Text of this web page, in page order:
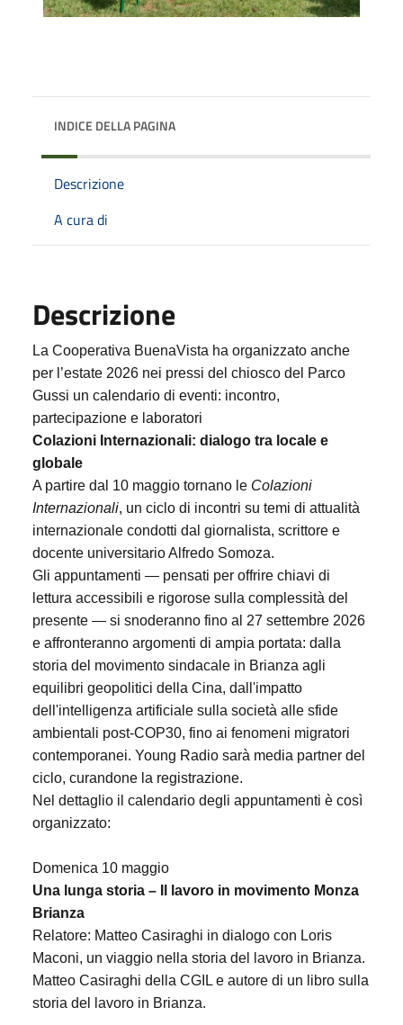
INDICE DELLA PAGINA
Descrizione
A cura di
Descrizione
La Cooperativa BuenaVista ha organizzato anche
per l’estate 2026 nei pressi del chiosco del Parco
Gussi un calendario di eventi: incontro,
partecipazione e laboratori
Colazioni Internazionali: dialogo tra locale e
globale
A partire dal 10 maggio tornano le Colazioni
Internazionali, un ciclo di incontri su temi di attualità
internazionale condotti dal giornalista, scrittore e
docente universitario Alfredo Somoza.
Gli appuntamenti — pensati per offrire chiavi di
lettura accessibili e rigorose sulla complessità del
presente — si snoderanno fino al 27 settembre 2026
e affronteranno argomenti di ampia portata: dalla
storia del movimento sindacale in Brianza agli
equilibri geopolitici della Cina, dall'impatto
dell'intelligenza artificiale sulla società alle sfide
ambientali post-COP30, fino ai fenomeni migratori
contemporanei. Young Radio sarà media partner del
ciclo, curandone la registrazione.
Nel dettaglio il calendario degli appuntamenti è così
organizzato:
Domenica 10 maggio
Una lunga storia – Il lavoro in movimento Monza
Brianza
Relatore: Matteo Casiraghi in dialogo con Loris
Maconi, un viaggio nella storia del lavoro in Brianza.
Matteo Casiraghi della CGIL e autore di un libro sulla
storia del
lavoro in Brianza.